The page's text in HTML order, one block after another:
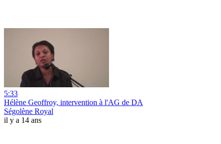
5:33
Hélène Geoffroy, intervention à l'AG de DA
Ségolène Royal
il y a 14 ans